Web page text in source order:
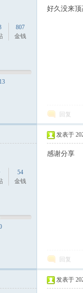
807
金钱
好久没来顶
回复
54
金钱
发表于
感谢分享
回复
发表于